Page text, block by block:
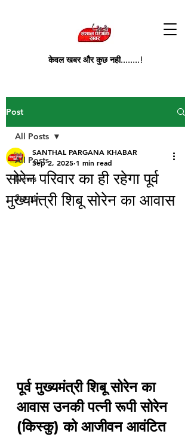
केवल खबर और कुछ नही........!
Post
All Posts
News
Sports
All Posts
सोरेन परिवार का ही रहेगा पूर्व
मुख्यमंत्री शिबू सोरेन का आवास
SANTHAL PARGANA KHABAR
Sep 2, 2025 1 min read
पूर्व मुख्यमंत्री शिबू सोरेन का
आवास उनकी पत्नी रूपी सोरेन
(किस्कु) को आजीवन आवंटित